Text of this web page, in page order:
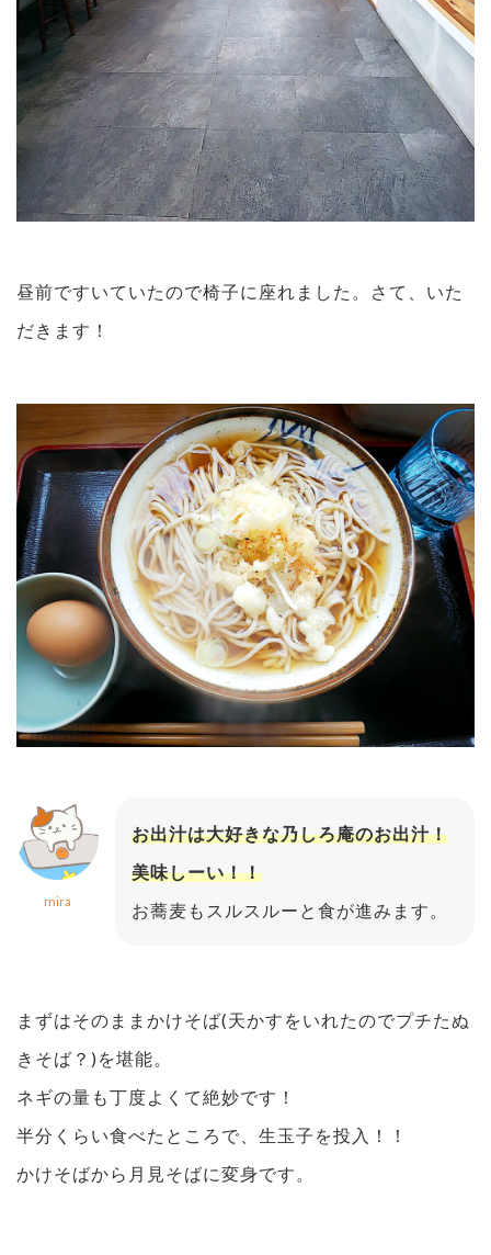
昼前ですいていたので椅子に座れました。さて、いた
だきます！
mira
お出汁は大好きな乃しろ庵のお出汁！
美味しーい！！
お蕎麦もスルスルーと食が進みます。
まずはそのままかけそば(天かすをいれたのでプチたぬ
きそば？)を堪能。
ネギの量も丁度よくて絶妙です！
半分くらい食べたところで、生玉子を投入！！
かけそばから月見そばに変身です。